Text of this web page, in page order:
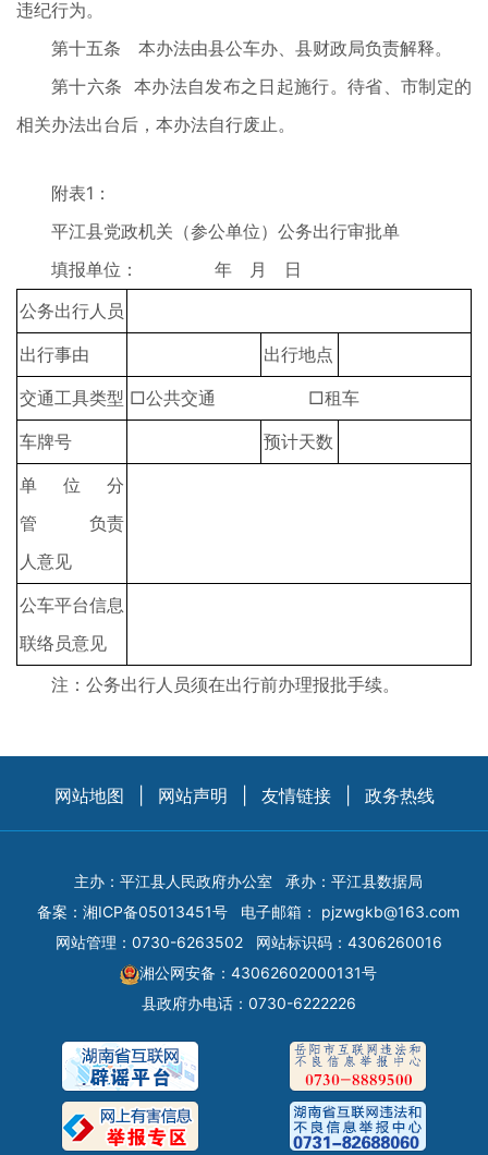
违纪行为。
第十五条 本办法由县公车办、县财政局负责解释。
第十六条 本办法自发布之日起施行。待省、市制定的
相关办法出台后，本办法自行废止。
附表1：
平江县党政机关（参公单位）公务出行审批单
填报单位： 年 月 日
公务出行人员
出行事由
出行地点
交通工具类型 □公共交通 □租车
车牌号
预计天数
单位分
管 负责
人意见
公车平台信息
联络员意见
注：公务出行人员须在出行前办理报批手续。
网站地图 网站声明 友情链接 政务热线
主办：平江县人民政府办公室
承办：平江县数据局
备案： 湘ICP备05013451号 电子邮箱： pjzwgkb@163.com
网站管理：0730-6263502
网站标识码：4306260016
湘公网安备：43062602000131号
县政府办电话：0730-6222226